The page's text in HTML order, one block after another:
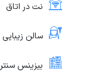
نت در اتاق
سالن زیبایی
بیزینس سنتر